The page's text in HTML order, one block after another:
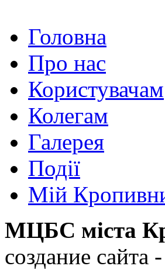
Головна
Про нас
Користувачам
Колегам
Галерея
Події
Мій
МЦБС міста
создание сайта